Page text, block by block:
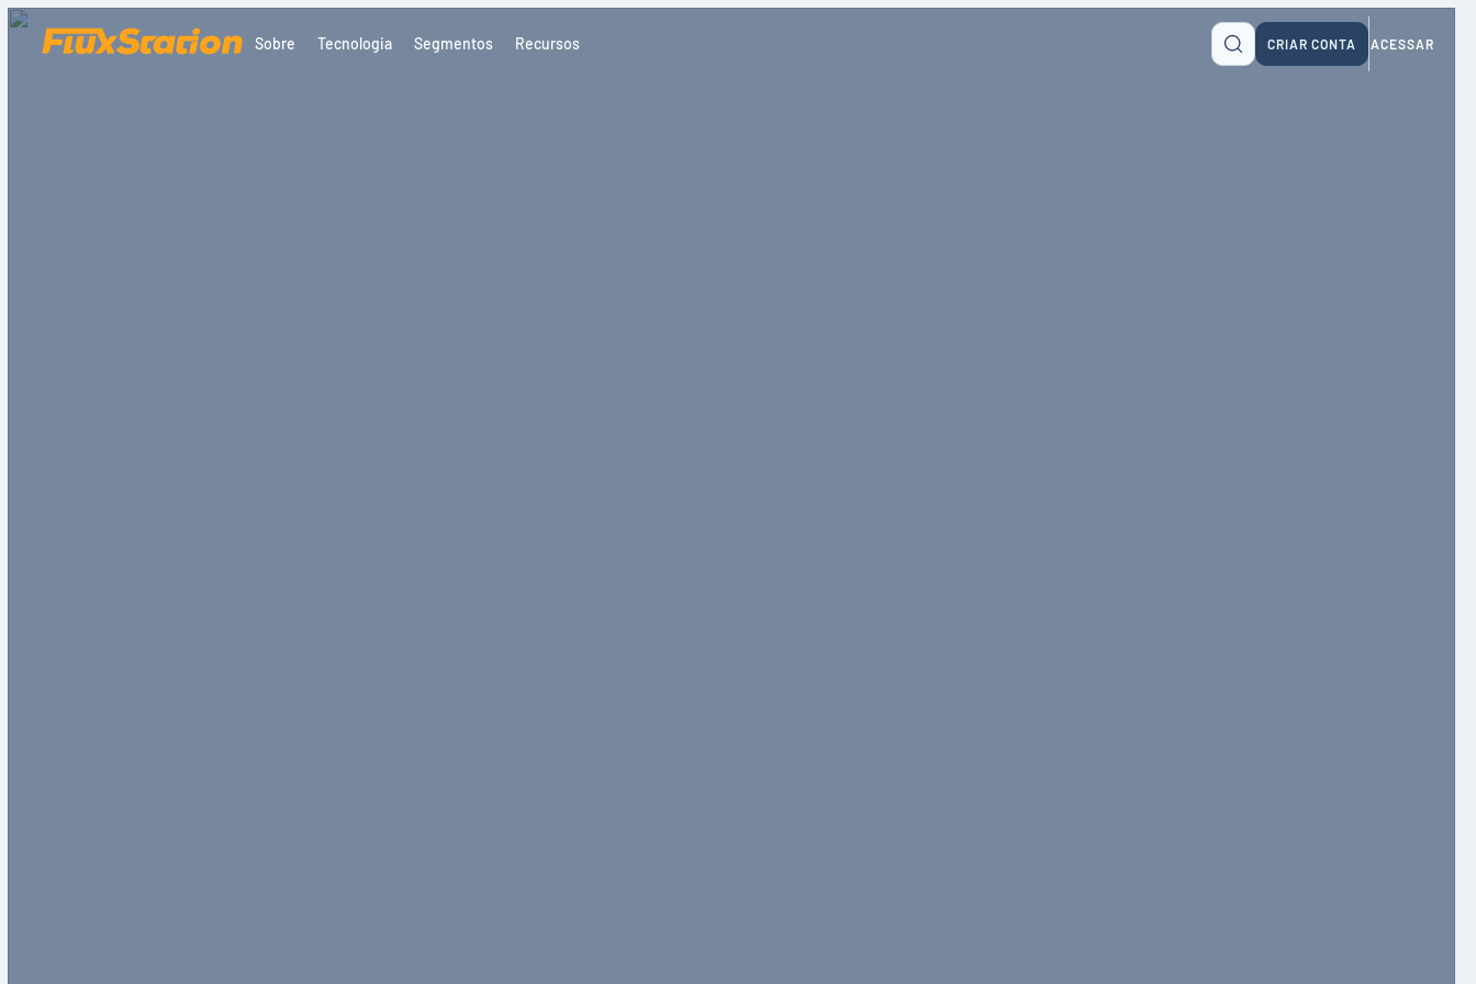
Sobre Tecnologia Segmentos Recursos CRIAR CONTA ACESSAR